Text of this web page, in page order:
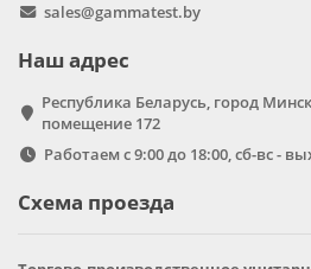
sales@gammatest.by
Наш адрес
Республика Беларусь, город
помещение 172
Работаем с 9:00 до 18:00, сб-вс -
Схема проезда